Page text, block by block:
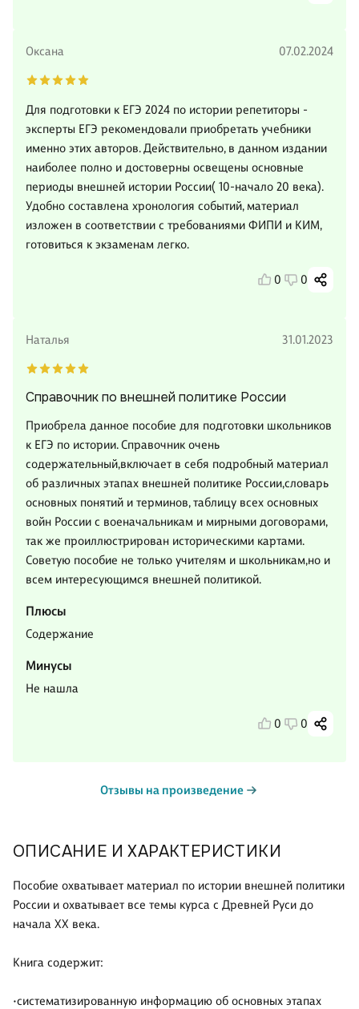
ОПИСАНИЕ И ХАРАКТЕРИСТИКИ
Пособие охватывает материал по истории внешней политики
России и охватывает все темы курса с Древней Руси до
начала XX века.
Книга содержит:
•систематизированную информацию об основных этапах
Оксана 07.02.2024
Для подготовки к ЕГЭ 2024 по истории репетиторы -
эксперты ЕГЭ рекомендовали приобретать учебники
именно этих авторов. Действительно, в данном издании
наиболее полно и достоверны освещены основные
периоды внешней истории России( 10-начало 20 века).
Удобно составлена хронология событий, материал
изложен в соответствии с требованиями ФИПИ и КИМ,
готовиться к экзаменам легко.
0 0
Наталья 31.01.2023
Справочник по внешней политике России
Приобрела данное пособие для подготовки школьников
к ЕГЭ по истории. Справочник очень
содержательный,включает в себя подробный материал
об различных этапах внешней политике России,словарь
основных понятий и терминов, таблицу всех основных
войн России с военачальникам и мирными договорами,
так же проиллюстрирован историческими картами.
Советую пособие не только учителям и школьникам,но и
всем интересующимся внешней политикой.
Плюсы
Содержание
Минусы
Не нашла
0 0
Отзывы на произведение